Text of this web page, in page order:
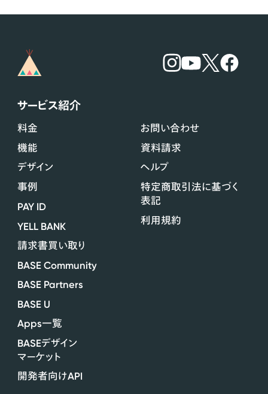
サービス紹介
料金
機能
デザイン
事例
PAY ID
YELL BANK
請求書買い取り
BASE Community
BASE Partners
BASE U
Apps一覧
BASEデザイン
マーケット
開発者向けAPI
お問い合わせ
資料請求
ヘルプ
特定商取引法に基づく
表記
利用規約